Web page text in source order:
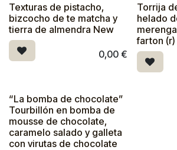
Texturas de pistacho,
bizcocho de te matcha y
tierra de almendra New
0,00€
Torrija
helado
farton (r)
“La bomba de chocolate”
Tourbillón en bomba de
mousse de chocolate,
caramelo salado y galleta
con virutas de chocolate